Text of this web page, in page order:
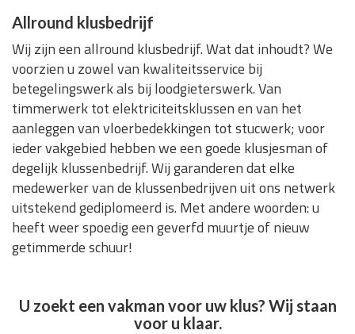
Allround klusbedrijf
Wij zijn een allround klusbedrijf. Wat dat inhoudt? We
voorzien u zowel van kwaliteitsservice bij
betegelingswerk als bij loodgieterswerk. Van
timmerwerk tot elektriciteitsklussen en van het
aanleggen van vloerbedekkingen tot stucwerk; voor
ieder vakgebied hebben we een goede klusjesman of
degelijk klussenbedrijf. Wij garanderen dat elke
medewerker van de klussenbedrijven uit ons netwerk
uitstekend gediplomeerd is. Met andere woorden: u
heeft weer spoedig een geverfd muurtje of nieuw
getimmerde schuur!
U zoekt een vakman voor uw klus? Wij staan
voor u klaar.